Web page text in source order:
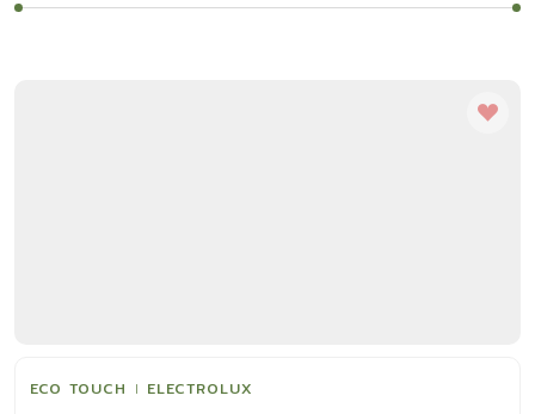
ECO TOUCH ELECTROLUX